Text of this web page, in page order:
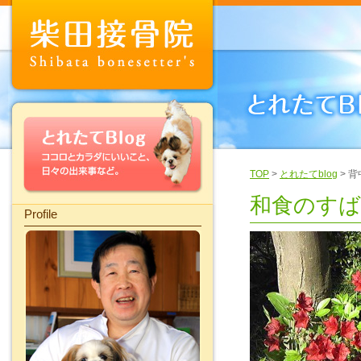
Profile
TOP > とれたてblog > 背
和食のす